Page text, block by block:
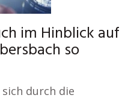
im Hinblick auf
so
durch die